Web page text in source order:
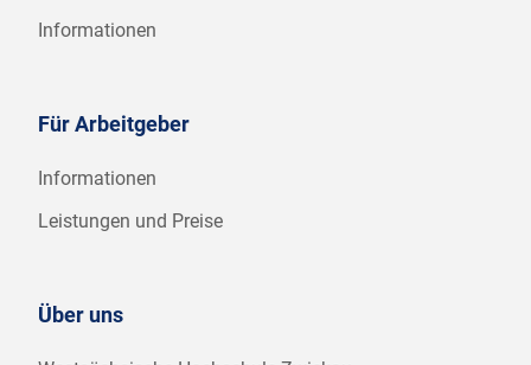
Informationen
Für Arbeitgeber
Informationen
Leistungen und Preise
Über uns